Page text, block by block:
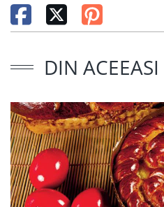
DIN ACEEASI